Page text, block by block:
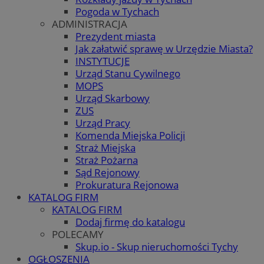
Pogoda w Tychach
ADMINISTRACJA
Prezydent miasta
Jak załatwić sprawę w Urzędzie Miasta?
INSTYTUCJE
Urząd Stanu Cywilnego
MOPS
Urząd Skarbowy
ZUS
Urząd Pracy
Komenda Miejska Policji
Straż Miejska
Straż Pożarna
Sąd Rejonowy
Prokuratura Rejonowa
KATALOG FIRM
KATALOG FIRM
Dodaj firmę do katalogu
POLECAMY
Skup.io - Skup nieruchomości Tychy
OGŁOSZENIA